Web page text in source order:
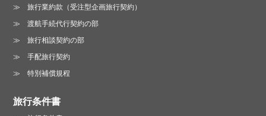
旅行業約款（受注型企画旅行契約）
渡航手続代行契約の部
旅行相談契約の部
手配旅行契約
特別補償規程
旅行条件書